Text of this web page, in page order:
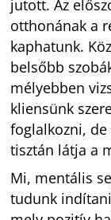
jutott. Az
otthonának a
kaphatunk.
belsőbb
mélyebben
kliensünk
foglalkozni,
tisztán látja a
Mi, mentális
tudunk